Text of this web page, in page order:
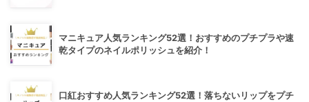
マニキュア人気ランキング52選！おすすめのプチプラや速
乾タイプのネイルポリッシュを紹介！
口紅おすすめ人気ランキング52選！落ちないリップをプチ